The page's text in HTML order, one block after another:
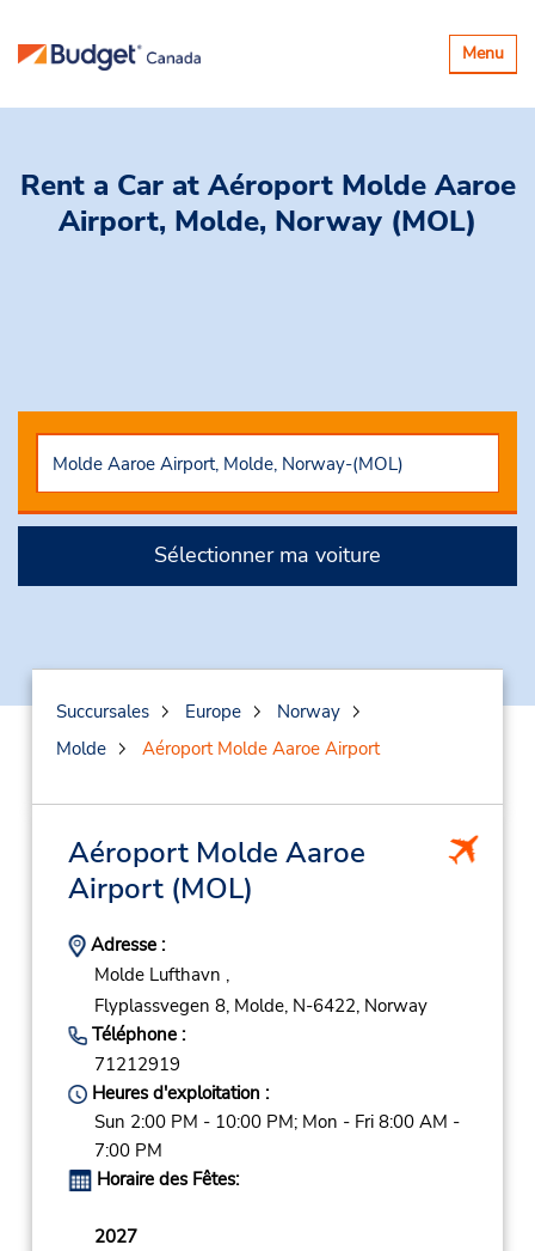
Basculer
la
Menu
Rent a Car at Aéroport Molde Aaroe
Airport, Molde, Norway (MOL)
Sélectionner ma voiture
Succursales Europe
Norway
Molde
Aéroport Molde Aaroe Airport
Aéroport Molde Aaroe
Airport(MOL)
Adresse :
Molde Lufthavn ,
Flyplassvegen 8, Molde, N-6422, Norway
Téléphone :
71212919
Heures d'exploitation :
Sun 2:00 PM - 10:00 PM; Mon - Fri 8:00 AM -
7:00 PM
Horaire des Fêtes:
2027